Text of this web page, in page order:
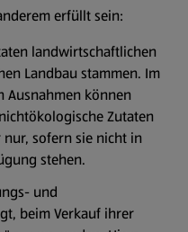
erfüllt sein:
landwirtschaftlichen
Landbau stammen. Im
Ausnahmen können
Zutaten
sofern sie nicht in
stehen.
und
beim Verkauf ihrer